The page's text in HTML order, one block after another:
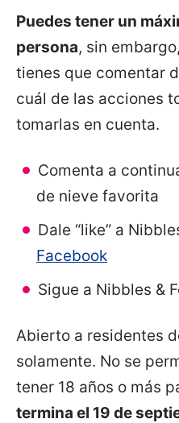
Puedes tener un
persona, sin
tienes que comentar
cuál de las acciones
tomarlas en cuenta.
Comenta a
de nieve favorita
Dale “like” a
Facebook
Sigue a Nibbles &
Abierto a residentes
solamente. No se
tener 18 años o más
termina el 19 de